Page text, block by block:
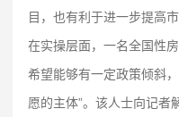
目，也有利于进一步提高市
在实操层面，一名全国性
希望能够有一定政策倾斜
愿的主体”。该人士向记者